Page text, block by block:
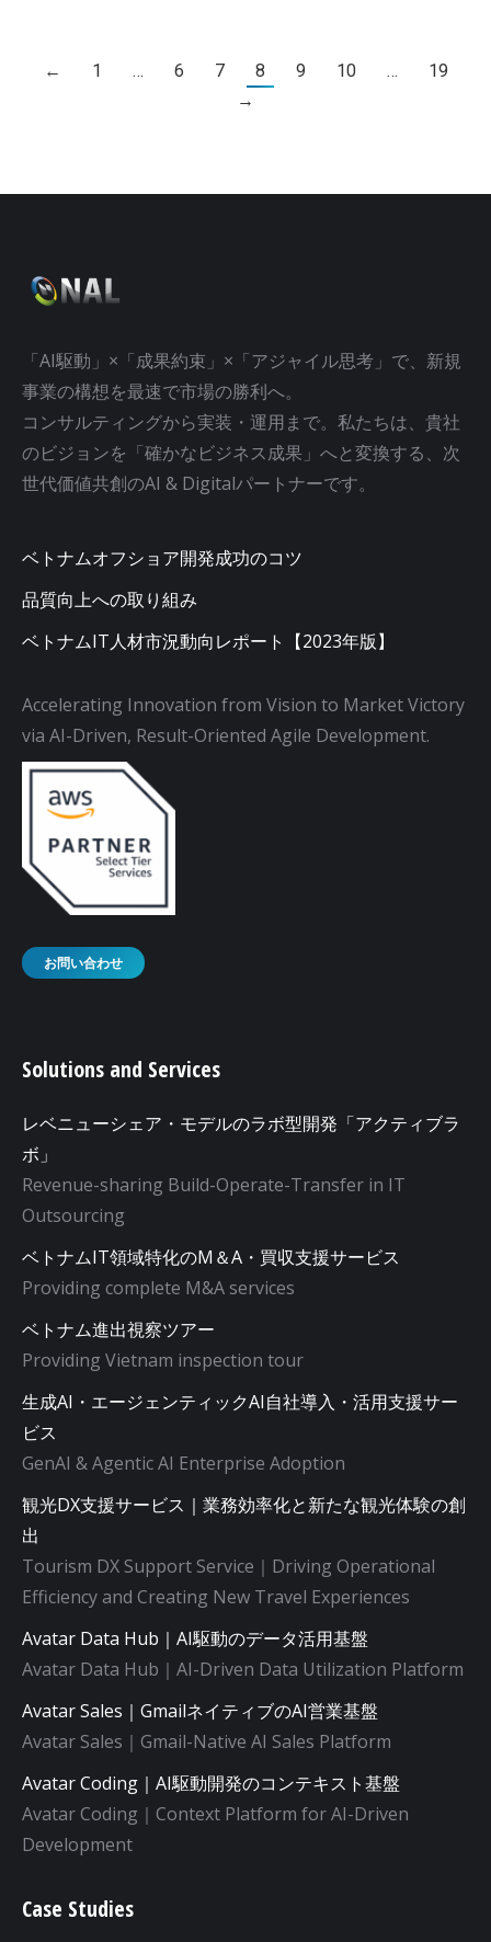
← 1 … 6 7 8 9 10 …
19
→
「AI駆動」×「成果約束」×「アジャイル思考」で、新規
事業の構想を最速で市場の勝利へ。
コンサルティングから実装・運用まで。私たちは、貴社
のビジョンを「確かなビジネス成果」へと変換する、次
世代価値共創のAI & Digitalパートナーです。
ベトナムオフショア開発成功のコツ
品質向上への取り組み
ベトナムIT人材市況動向レポート【2023年版】
Accelerating Innovation from Vision to Market Victory
via AI-Driven, Result-Oriented Agile Development.
お問い合わせ
Solutions and Services
レベニューシェア・モデルのラボ型開発「アクティブラ
ボ」
Revenue-sharing Build-Operate-Transfer in IT
Outsourcing
ベトナムIT領域特化のM＆A・買収支援サービス
Providing complete M&A services
ベトナム進出視察ツアー
Providing Vietnam inspection tour
生成AI・エージェンティックAI自社導入・活用支援サー
ビス
GenAI & Agentic AI Enterprise Adoption
観光DX支援サービス｜業務効率化と新たな観光体験の創
出
Tourism DX Support Service｜Driving Operational
Efficiency and Creating New Travel Experiences
Avatar Data Hub｜AI駆動のデータ活用基盤
Avatar Data Hub｜AI-Driven Data Utilization Platform
Avatar Sales｜GmailネイティブのAI営業基盤
Avatar Sales｜Gmail-Native AI Sales Platform
Avatar Coding｜AI駆動開発のコンテキスト基盤
Avatar Coding｜Context Platform for AI-Driven
Development
Case Studies